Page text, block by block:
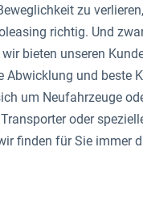
zu
richtig. Und
bieten unseren
Abwicklung und beste
um Neufahrzeuge
oder
finden für Sie immer